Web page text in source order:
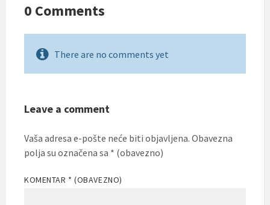
0 Comments
There are no comments yet
Leave a comment
Vaša adresa e-pošte neće biti objavljena. Obavezna
polja su označena sa * (obavezno)
KOMENTAR * (OBAVEZNO)